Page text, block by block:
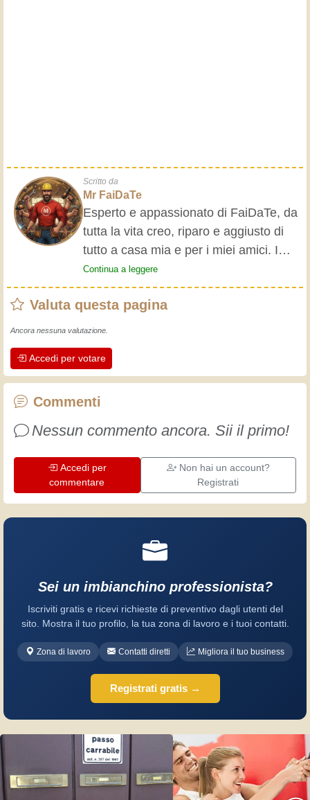
Scritto da
Mr FaiDaTe
Esperto e appassionato di FaiDaTe, da
tutta la vita creo, riparo e aggiusto di
tutto a casa mia e per i miei amici. I
nonni mi hanno insegnato i primi
rudimenti, fin da piccolo e da allora ho
fatto un sacco di esperienze.
L'esperienza insegna! Tiene attivi e
artigiani professionisti mettono nel loro
lavoro. Impariamo insieme, ogni giorno
è una occasione per migliorare. Buon
Continua a leggere
Valuta questa pagina
Ancora nessuna valutazione.
Accedi per votare
Commenti
Nessun commento ancora. Sii il primo!
Accedi per
commentare
Non hai un account?
Registrati
Sei un imbianchino professionista?
Iscriviti gratis e ricevi richieste di preventivo dagli utenti del
sito. Mostra il tuo profilo, la tua zona di lavoro e i tuoi contatti.
Zona di lavoro Contatti diretti Migliora il tuo business
Registrati gratis →